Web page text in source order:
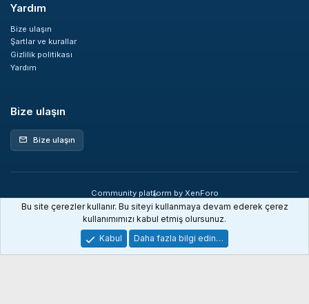
Yardım
Bize ulaşın
Şartlar ve kurallar
Gizlilik politikası
Yardım
Bize ulaşın
mail Bize ulaşın
Community platform by XenForo
®
© 2010-2026 XenForo Ltd.
XenDev Forum İstatistik sistemi
Bu site çerezler kullanır. Bu siteyi kullanmaya devam ederek çerez
kullanımımızı kabul etmiş olursunuz.
Kabul
Daha fazla bilgi edin…